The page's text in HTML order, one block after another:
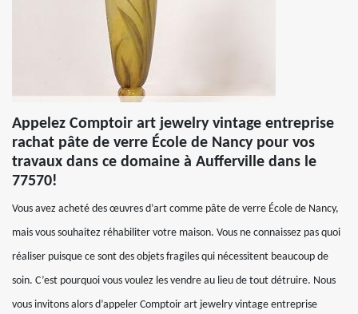
Appelez Comptoir art jewelry vintage entreprise
rachat pâte de verre École de Nancy pour vos
travaux dans ce domaine à Aufferville dans le
77570!
Vous avez acheté des œuvres d’art comme pâte de verre École de Nancy,
mais vous souhaitez réhabiliter votre maison. Vous ne connaissez pas quoi
réaliser puisque ce sont des objets fragiles qui nécessitent beaucoup de
soin. C’est pourquoi vous voulez les vendre au lieu de tout détruire. Nous
vous invitons alors d’appeler Comptoir art jewelry vintage entreprise